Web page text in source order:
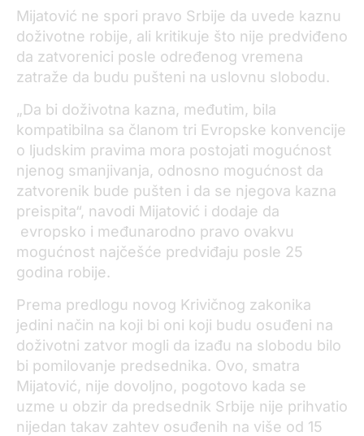
Mijatović ne spori pravo Srbije da uvede kaznu
doživotne robije, ali kritikuje što nije predviđeno
da zatvorenici posle određenog vremena
zatraže da budu pušteni na uslovnu slobodu.
„Da bi doživotna kazna, međutim, bila
kompatibilna sa članom tri Evropske konvencije
o ljudskim pravima mora postojati mogućnost
njenog smanjivanja, odnosno mogućnost da
zatvorenik bude pušten i da se njegova kazna
preispita“, navodi Mijatović i dodaje da
evropsko i međunarodno pravo ovakvu
mogućnost najčešće predviđaju posle 25
godina robije.
Prema predlogu novog Krivičnog zakonika
jedini način na koji bi oni koji budu osuđeni na
doživotni zatvor mogli da izađu na slobodu bilo
bi pomilovanje predsednika. Ovo, smatra
Mijatović, nije dovoljno, pogotovo kada se
uzme u obzir da predsednik Srbije nije prihvatio
nijedan takav zahtev osuđenih na više od 15